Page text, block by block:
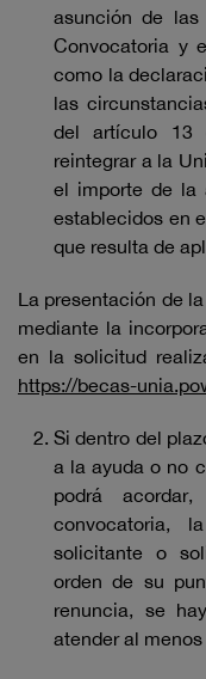
asunción de las
Convocatoria y
como la
las
del artículo 13
reintegrar a la
el importe de la
establecidos en
que resulta de
La presentación de
mediante la
en la solicitud
https://becas-
Si dentro del
a la ayuda o no
podrá
convocatoria,
solicitante o
orden de su
renuncia, se
atender al